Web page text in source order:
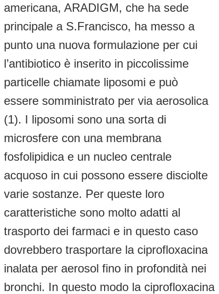
americana, ARADIGM, che ha sede
principale a S.Francisco, ha messo a
punto una nuova formulazione per cui
l’antibiotico è inserito in piccolissime
particelle chiamate liposomi e può
essere somministrato per via aerosolica
(1). I liposomi sono una sorta di
microsfere con una membrana
fosfolipidica e un nucleo centrale
acquoso in cui possono essere disciolte
varie sostanze. Per queste loro
caratteristiche sono molto adatti al
trasporto dei farmaci e in questo caso
dovrebbero trasportare la ciprofloxacina
inalata per aerosol fino in profondità nei
bronchi. In questo modo la ciprofloxacina